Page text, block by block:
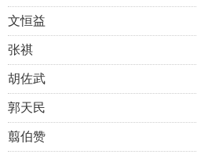
文恒益
张祺
胡佐武
郭天民
翦伯赞